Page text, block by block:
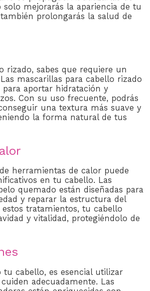
mejorarás la apariencia de tu
prolongarás la salud de
rizado, sabes que requiere un
mascarillas para cabello rizado
aportar hidratación y
Con su uso frecuente, podrás
una textura más suave y
la forma natural de tus
herramientas de calor puede
en tu cabello. Las
quemado están diseñadas para
y reparar la estructura del
estos tratamientos, tu cabello
y vitalidad, protegiéndolo de
tu cabello, es esencial utilizar
adecuadamente. Las